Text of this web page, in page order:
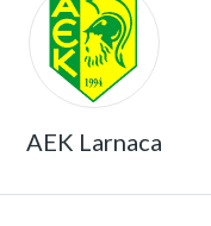
AEK Larnaca